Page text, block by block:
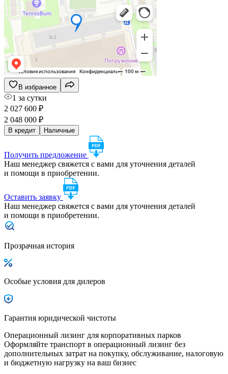
В избранное
1 за сутки
2 027 600 ₽
2 048 000 ₽
В кредит Наличные
Получить предложение
Наш менеджер свяжется с вами для уточнения деталей
и помощи в приобретении.
Оставить заявку
Наш менеджер свяжется с вами для уточнения деталей
и помощи в приобретении.
Прозрачная история
Особые условия для дилеров
Гарантия юридической чистоты
Операционный лизинг для корпоративных парков
Оформляйте транспорт в операционный лизинг без
дополнительных затрат на покупку, обслуживание, налоговую
и бюджетную нагрузку на ваш бизнес